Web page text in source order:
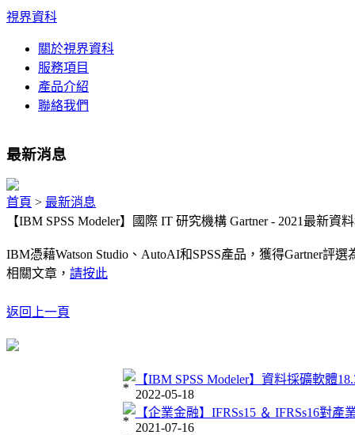
視界資科
關於視界資科
服務項目
產品介紹
聯絡我們
最新消息
首頁 > 最新消息
【IBM SPSS Modeler】國際 IT 研究機構 Gartner - 2021最新
IBM憑藉Watson Studio、AutoAI和SPSS產品，獲得Gartner評
相關文章， 請按此
返回上一頁
【IBM SPSS Modeler】資料採礦軟體
2022-05-18
【企業金融】IFRSs15 ＆ IFRSs16對產
2021-07-16